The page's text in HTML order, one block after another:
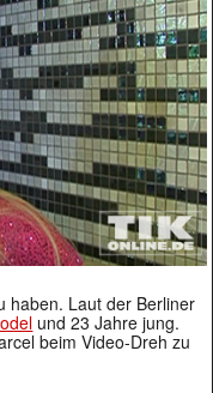
haben. Laut der Berliner
und 23 Jahre jung.
beim Video-Dreh zu